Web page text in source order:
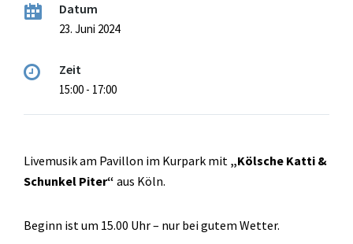
Datum
23. Juni 2024
Zeit
15:00 - 17:00
Livemusik am Pavillon im Kurpark mit „Kölsche Katti &
Schunkel Piter“ aus Köln.
Beginn ist um 15.00 Uhr – nur bei gutem Wetter.